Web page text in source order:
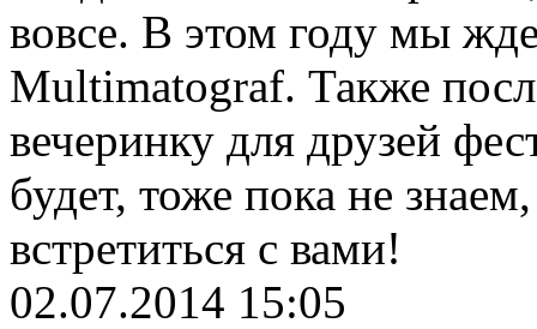
вовсе. В этом году мы
Multimatograf. Также
вечеринку для друзей
будет, тоже пока не
встретиться с вами!
02.07.2014 15:05